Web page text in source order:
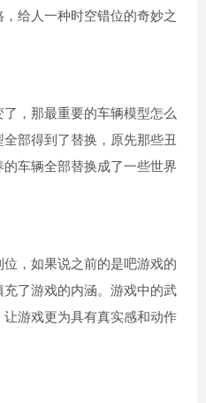
给人一种时空错位的奇妙之
，那最重要的车辆模型怎么
部得到了替换，原先那些丑
车辆全部替换成了一些世界
，如果说之前的是吧游戏的
了游戏的内涵。游戏中的武
游戏更为具有真实感和动作